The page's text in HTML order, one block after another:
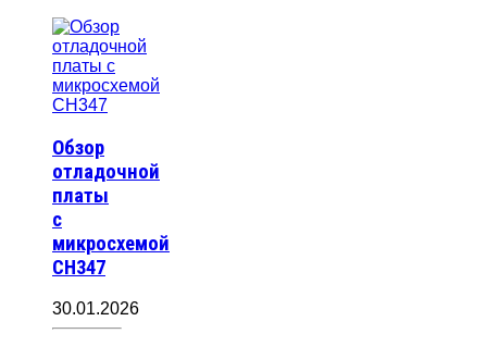
Обзор
отладочной
платы
с
микросхемой
CH347
30.01.2026